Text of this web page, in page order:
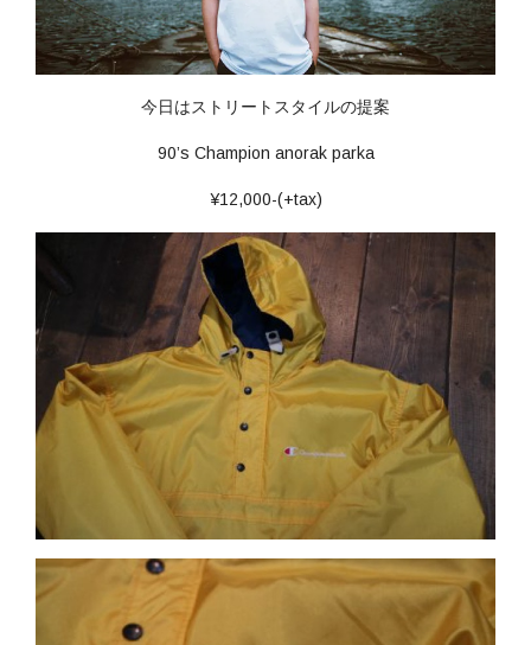
今日はストリートスタイルの提案
90’s Champion anorak parka
¥12,000-(+tax)